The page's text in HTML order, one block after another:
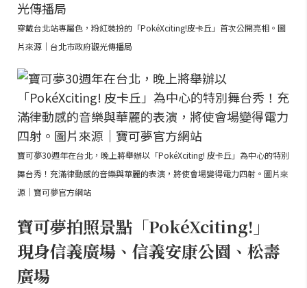
穿戴台北站專屬色，粉紅裝扮的「PokéXciting!皮卡丘」首次公開亮相。圖
片來源｜台北市政府觀光傳播局
寶可夢30週年在台北，晚上將舉辦以「PokéXciting! 皮卡丘」為中心的特別
舞台秀！充滿律動感的音樂與華麗的表演，將使會場變得電力四射。圖片來
源｜寶可夢官方網站
寶可夢拍照景點「PokéXciting!」
現身信義廣場、信義安康公園、松壽
廣場